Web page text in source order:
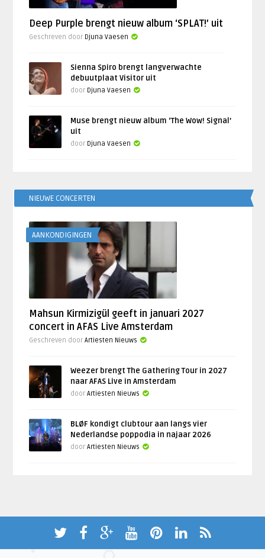
Deep Purple brengt nieuw album ‘SPLAT!’ uit
Geschreven door Djuna Vaesen
Sienna Spiro brengt langverwachte
debuutplaat Visitor uit
door Djuna Vaesen
Muse brengt nieuw album ‘The Wow! Signal’
uit
door Djuna Vaesen
NIEUWE CONCERTEN
AANKONDIGINGEN
Mahsun Kirmizigül geeft in januari 2027
concert in AFAS Live Amsterdam
Geschreven doorArtiesten Nieuws
Weezer brengt The Gathering Tour in 2027
naar AFAS Live in Amsterdam
doorArtiesten Nieuws
BLØF kondigt clubtour aan langs vier
Nederlandse poppodia in najaar 2026
doorArtiesten Nieuws